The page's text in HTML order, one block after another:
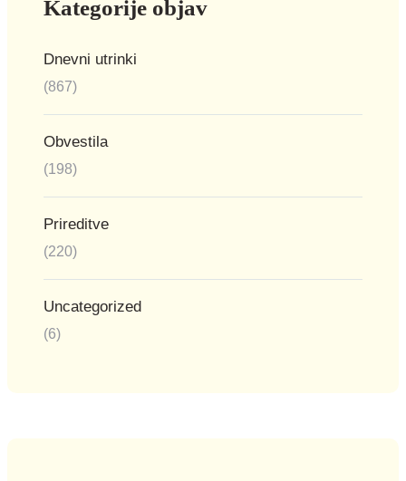
Kategorije objav
Dnevni utrinki
(867)
Obvestila
(198)
Prireditve
(220)
Uncategorized
(6)